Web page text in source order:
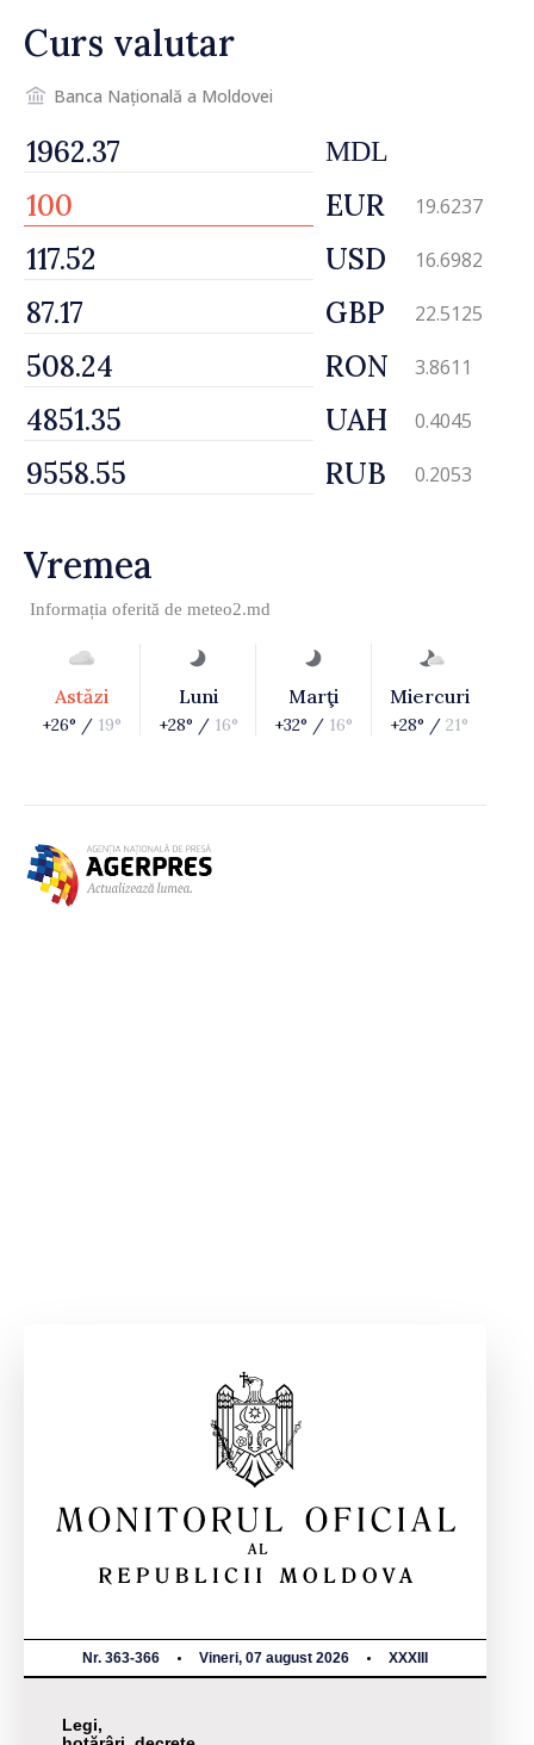
Curs valutar
Banca Națională a Moldovei
MDL
EUR 19.6237
USD 16.6982
GBP 22.5125
RON 3.8611
UAH 0.4045
RUB 0.2053
Vremea
Informația oferită de meteo2.md
Astăzi
+26° / 19°
Luni
+28° / 16°
Marţi
+32° / 16°
Miercuri
+28° / 21°
Nr. 363-366 Vineri, 07 august 2026 XXXIII
Legi,